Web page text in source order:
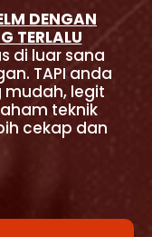
DENGAN
TERLALU
di luar sana
TAPI anda
mudah, legit
teknik
cekap dan